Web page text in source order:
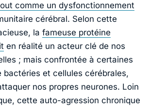
comme un dysfonctionnement
cérébral. Selon cette
la fameuse protéine
en réalité un acteur clé de nos
; mais confrontée à certaines
bactéries et cellules cérébrales,
nos propres neurones. Loin
cette auto-agression chronique